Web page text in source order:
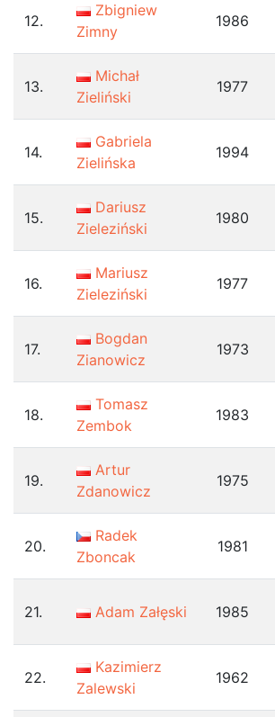
12.
Zbigniew
Zimny
1986
13.
Michał
Zieliński
1977
14.
Gabriela
Zielińska
1994
15.
Dariusz
Zieleziński
1980
16.
Mariusz
Zieleziński
1977
17.
Bogdan
Zianowicz
1973
18.
Tomasz
Zembok
1983
19.
Artur
Zdanowicz
1975
20.
Radek
Zboncak
1981
21. Adam Załęski 1985
22.
Kazimierz
Zalewski
1962